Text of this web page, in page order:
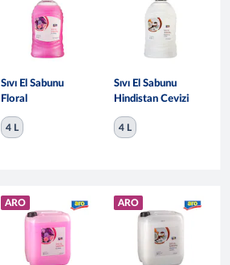
Sıvı El Sabunu
Floral
4 L
Sıvı El Sabunu
Hindistan Cevizi
4 L
ARO ARO